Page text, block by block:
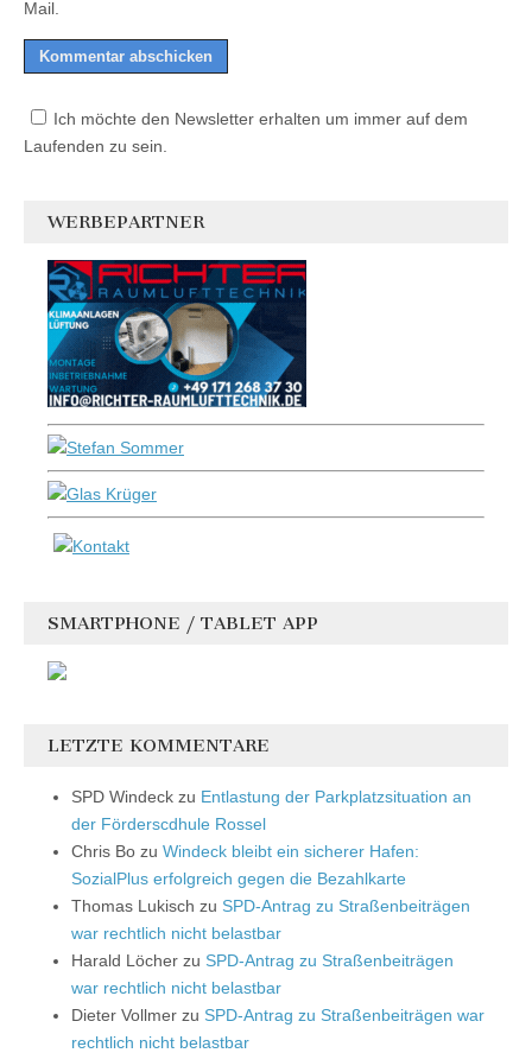
Mail.
Ich möchte den Newsletter erhalten um immer auf dem
Laufenden zu sein.
WERBEPARTNER
SMARTPHONE / TABLET APP
LETZTE KOMMENTARE
SPD Windeck zu Entlastung der Parkplatzsituation an
der Förderscdhule Rossel
Chris Bo zu Windeck bleibt ein sicherer Hafen:
SozialPlus erfolgreich gegen die Bezahlkarte
Thomas Lukisch zu SPD-Antrag zu Straßenbeiträgen
war rechtlich nicht belastbar
Harald Löcher zu SPD-Antrag zu Straßenbeiträgen
war rechtlich nicht belastbar
Dieter Vollmer zu SPD-Antrag zu Straßenbeiträgen war
rechtlich nicht belastbar